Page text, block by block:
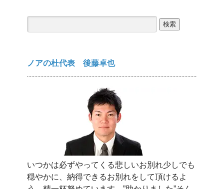
索:
ノアの杜代表 後藤卓也
いつかは必ずやってくる悲しいお別れ少しでも
穏やかに、納得できるお別れをして頂けるよ